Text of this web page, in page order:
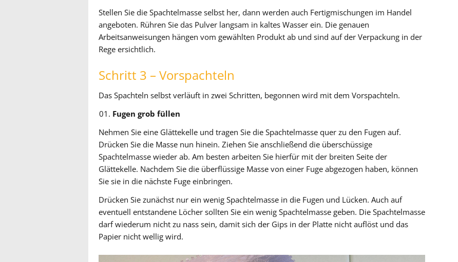
Stellen Sie die Spachtelmasse selbst her, dann werden auch Fertigmischungen im Handel
angeboten. Rühren Sie das Pulver langsam in kaltes Wasser ein. Die genauen
Arbeitsanweisungen hängen vom gewählten Produkt ab und sind auf der Verpackung in der
Rege ersichtlich.
Schritt 3 – Vorspachteln
Das Spachteln selbst verläuft in zwei Schritten, begonnen wird mit dem Vorspachteln.
Fugen grob füllen
Nehmen Sie eine Glättekelle und tragen Sie die Spachtelmasse quer zu den Fugen auf.
Drücken Sie die Masse nun hinein. Ziehen Sie anschließend die überschüssige
Spachtelmasse wieder ab. Am besten arbeiten Sie hierfür mit der breiten Seite der
Glättekelle. Nachdem Sie die überflüssige Masse von einer Fuge abgezogen haben, können
Sie sie in die nächste Fuge einbringen.
Drücken Sie zunächst nur ein wenig Spachtelmasse in die Fugen und Lücken. Auch auf
eventuell entstandene Löcher sollten Sie ein wenig Spachtelmasse geben. Die Spachtelmasse
darf wiederum nicht zu nass sein, damit sich der Gips in der Platte nicht auflöst und das
Papier nicht wellig wird.